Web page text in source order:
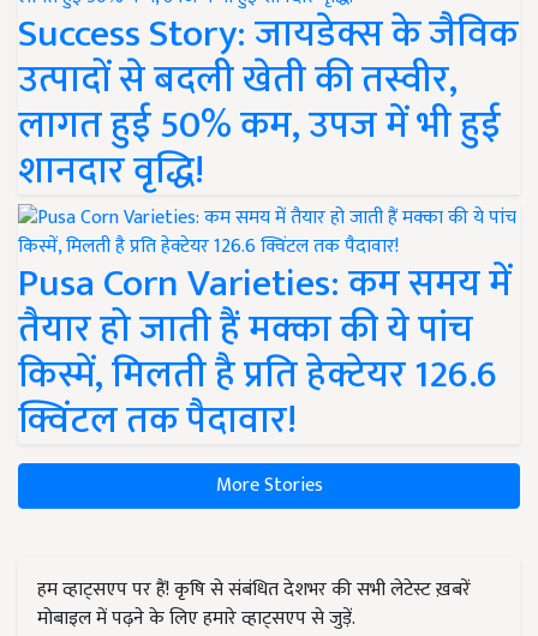
Success Story: जायडेक्स के जैविक
उत्पादों से बदली खेती की तस्वीर,
लागत हुई 50% कम, उपज में भी हुई
शानदार वृद्धि!
Pusa Corn Varieties: कम समय में
तैयार हो जाती हैं मक्का की ये पांच
किस्में, मिलती है प्रति हेक्टेयर 126.6
क्विंटल तक पैदावार!
More Stories
हम व्हाट्सएप पर हैं! कृषि से संबंधित देशभर की सभी लेटेस्ट ख़बरें
मोबाइल में पढ़ने के लिए हमारे व्हाट्सएप से जुड़ें.